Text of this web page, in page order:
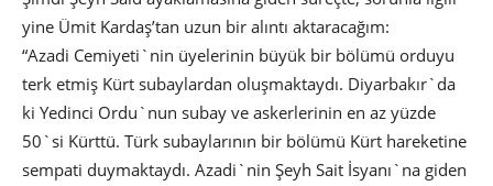
yine Ümit Kardaş’tan uzun bir alıntı aktaracağım:
“Azadi Cemiyeti`nin üyelerinin büyük bir bölümü orduyu
terk etmiş Kürt subaylardan oluşmaktaydı. Diyarbakır`da
ki Yedinci Ordu`nun subay ve askerlerinin en az yüzde
50`si Kürttü. Türk subaylarının bir bölümü Kürt hareketine
sempati duymaktaydı. Azadi`nin Şeyh Sait İsyanı`na giden